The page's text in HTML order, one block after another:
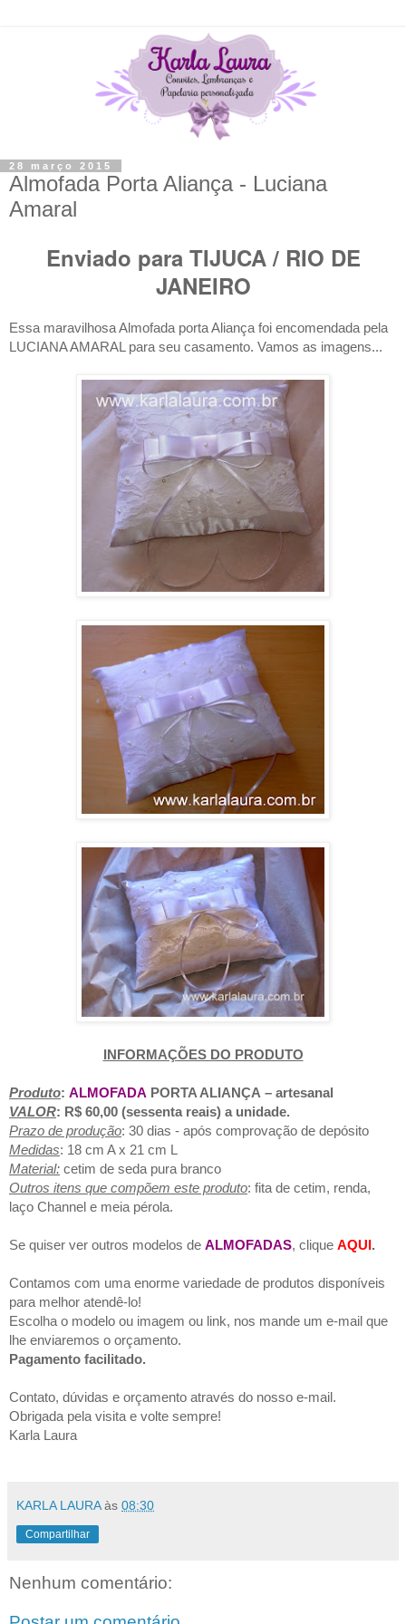
28 março 2015
Almofada Porta Aliança - Luciana
Amaral
Enviado para TIJUCA / RIO DE
JANEIRO
Essa maravilhosa Almofada porta Aliança foi encomendada pela
LUCIANA AMARAL para seu casamento. Vamos as imagens...
INFORMAÇÕES DO PRODUTO
Produto: ALMOFADA PORTA ALIANÇA – artesanal
VALOR: R$ 60,00 (sessenta reais) a unidade.
Prazo de produção: 30 dias - após comprovação de depósito
Medidas: 18 cm A x 21 cm L
Material: cetim de seda pura branco
Outros itens que compõem este produto: fita de cetim, renda,
laço Channel e meia pérola.
Se quiser ver outros modelos de ALMOFADAS, clique AQUI.
Contamos com uma enorme variedade de produtos disponíveis
para melhor atendê-lo!
Escolha o modelo ou imagem ou link, nos mande um e-mail que
lhe enviaremos o orçamento.
Pagamento facilitado.
Contato, dúvidas e orçamento através do nosso e-mail.
Obrigada pela visita e volte sempre!
Karla Laura
KARLA LAURA às 08:30
Compartilhar
Nenhum comentário: